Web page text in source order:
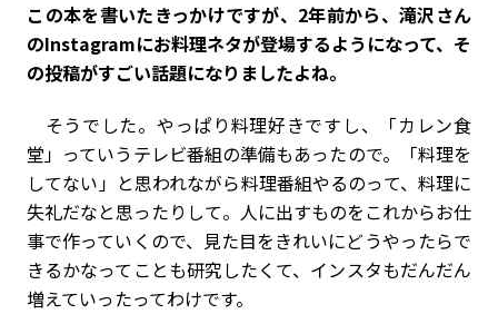
――この本を書いたきっかけですが、2年前から、滝沢さん
のInstagramにお料理ネタが登場するようになって、そ
の投稿がすごい話題になりましたよね。
そうでした。やっぱり料理好きですし、「カレン食
堂」っていうテレビ番組の準備もあったので。「料理を
してない」と思われながら料理番組やるのって、料理に
失礼だなと思ったりして。人に出すものをこれからお仕
事で作っていくので、見た目をきれいにどうやったらで
きるかなってことも研究したくて、インスタもだんだん
増えていったってわけです。